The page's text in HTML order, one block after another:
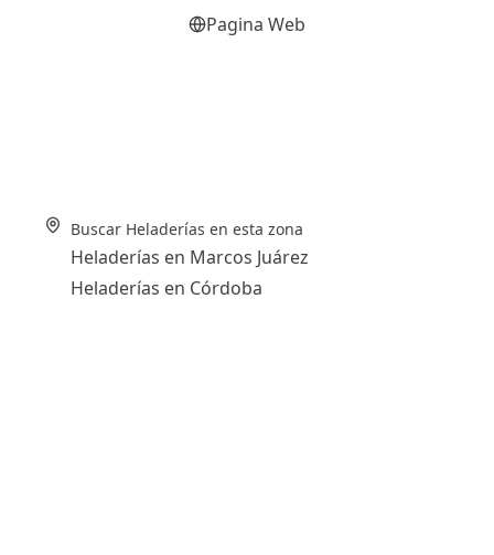
Pagina Web
Buscar Heladerías en esta zona
Heladerías en Marcos Juárez
Heladerías en Córdoba